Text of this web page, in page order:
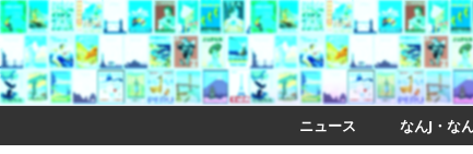
ニュース なんJ・な